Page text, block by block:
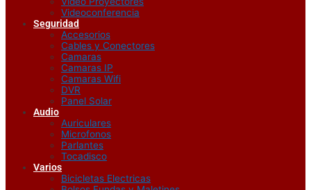
Videoconferencia
Seguridad
Accesorios
Cables y Conectores
Camaras
Camaras IP
Camaras Wifi
DVR
Panel Solar
Audio
Auriculares
Microfonos
Parlantes
Tocadisco
Varios
Bicicletas Electricas